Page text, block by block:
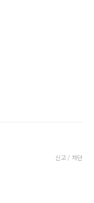
신고 / 차단